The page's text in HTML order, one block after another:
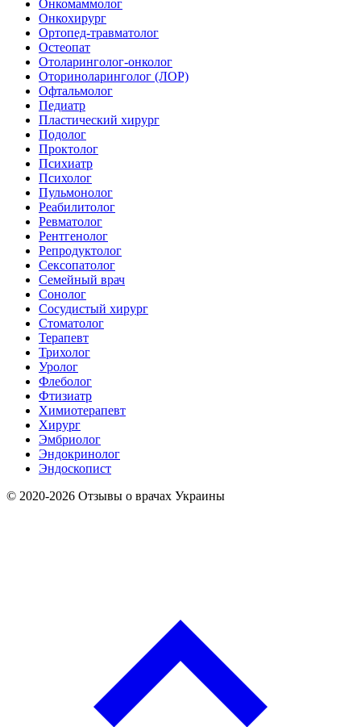
Онкомаммолог
Онкохирург
Ортопед-травматолог
Остеопат
Отоларинголог-онколог
Оториноларинголог (ЛОР)
Офтальмолог
Педиатр
Пластический хирург
Подолог
Проктолог
Психиатр
Психолог
Пульмонолог
Реабилитолог
Ревматолог
Рентгенолог
Репродуктолог
Сексопатолог
Семейный врач
Сонолог
Сосудистый хирург
Стоматолог
Терапевт
Трихолог
Уролог
Флеболог
Фтизиатр
Химиотерапевт
Хирург
Эмбриолог
Эндокринолог
Эндоскопист
© 2020-2026 Отзывы о врачах Украины